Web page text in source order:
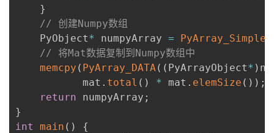
}
// 创建Numpy数组
    PyObject
* numpyArray =
// 将Mat数据复制到Numpy数组中
memcpy ( PyArray_DATA( ( PyArrayObject* )
           mat
. total ( ) * mat . elemSize ( ) ) ;
return numpyArray ;
}
int
main ( )
{